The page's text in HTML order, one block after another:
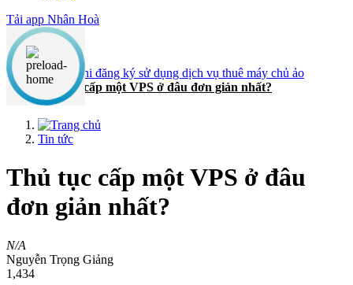
Tải app Nhân Hoà
Nội dung chính
Lợi ích khi đăng ký sử dụng dịch vụ thuê máy chủ ảo
Thủ tục cấp một VPS ở đâu đơn giản nhất?
Tin tức
Thủ tục cấp một VPS ở đâu
đơn giản nhất?
N/A
Nguyễn Trọng Giảng
1,434